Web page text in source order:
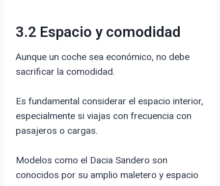
3.2 Espacio y comodidad
Aunque un coche sea económico, no debe
sacrificar la comodidad.
Es fundamental considerar el espacio interior,
especialmente si viajas con frecuencia con
pasajeros o cargas.
Modelos como el Dacia Sandero son
conocidos por su amplio maletero y espacio